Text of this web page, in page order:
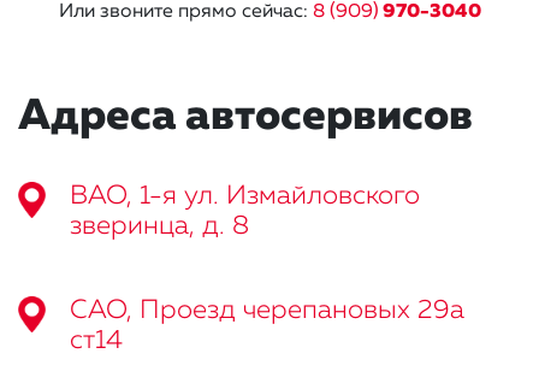
Или звоните прямо сейчас: 8 (909) 970-3040
Адреса автосервисов
ВАО, 1-я ул. Измайловского
зверинца, д. 8
САО, Проезд черепановых 29а
ст14